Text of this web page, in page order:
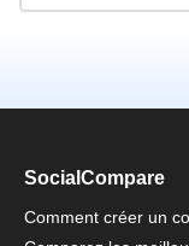
SocialCompare
Comment créer un